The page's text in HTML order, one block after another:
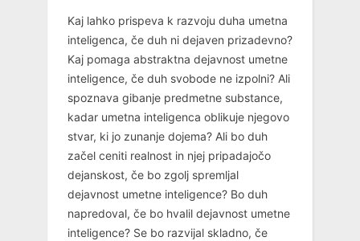
Kaj lahko prispeva k razvoju duha umetna
inteligenca, če duh ni dejaven prizadevno?
Kaj pomaga abstraktna dejavnost umetne
inteligence, če duh svobode ne izpolni? Ali
spoznava gibanje predmetne substance,
kadar umetna inteligenca oblikuje njegovo
stvar, ki jo zunanje dojema? Ali bo duh
začel ceniti realnost in njej pripadajočo
dejanskost, če bo zgolj spremljal
dejavnost umetne inteligence? Bo duh
napredoval, če bo hvalil dejavnost umetne
inteligence? Se bo razvijal skladno, če